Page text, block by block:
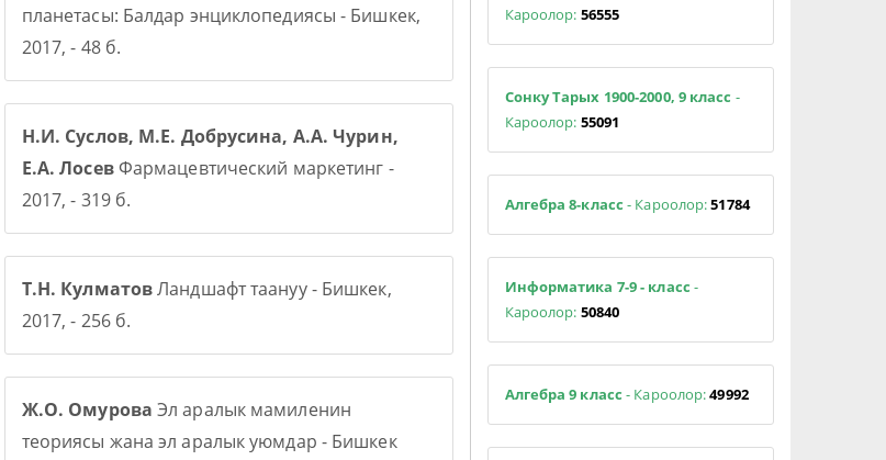
планетасы: Балдар энциклопедиясы - Бишкек,
2017, - 48 б.
Н.И. Суслов, М.Е. Добрусина, А.А. Чурин,
Е.А. ЛосевФармацевтический маркетинг -
2017, - 319 б.
Т.Н. КулматовЛандшафт таануу - Бишкек,
2017, - 256 б.
Ж.О. Омурова Эл аралык мамиленин
теориясы жана эл аралык уюмдар - Бишкек
Кароолор: 56555
Сонку Тарых 1900-2000, 9 класс -
Кароолор: 55091
Алгебра 8-класс - Кароолор:51784
Информатика 7-9 - класс -
Кароолор: 50840
Алгебра 9 класс- Кароолор:49992